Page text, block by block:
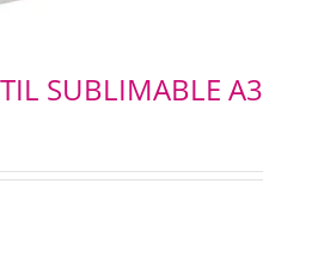
SUBLIMABLE A3